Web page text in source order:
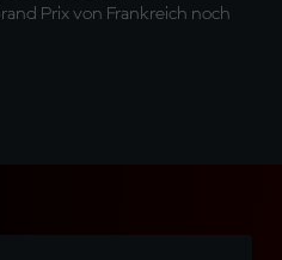
Prix von Frankreich noch